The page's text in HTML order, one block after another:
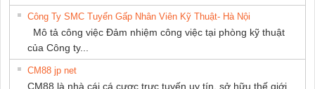
Công Ty SMC Tuyển Gấp Nhân Viên Kỹ Thuật- Hà Nội
Mô tả công việc Đảm nhiệm công việc tại phòng kỹ thuật
của Công ty...
CM88 jp net
CM88 là nhà cái cá cược trực tuyến uy tín, sở hữu thế giới